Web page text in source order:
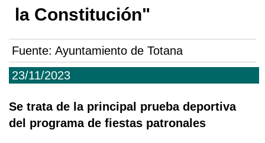
23/11/2023
la Constitución"
Fuente: Ayuntamiento de Totana
Se trata de la principal prueba deportiva
del programa de fiestas patronales